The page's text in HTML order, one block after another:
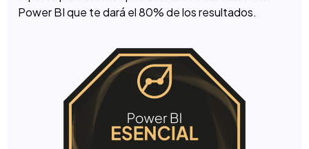
Power BI que te dará el 80% de los resultados.